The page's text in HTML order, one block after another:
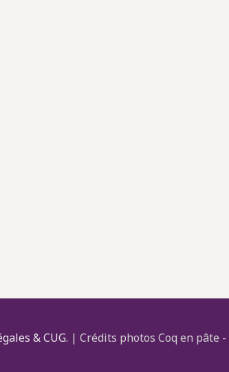
& CUG. | Crédits photos Coq en pâte -